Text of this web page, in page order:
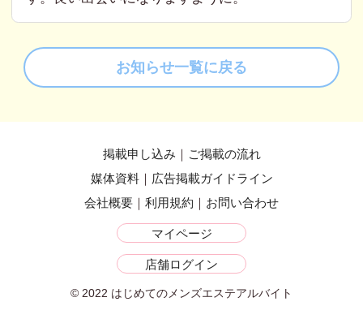
お知らせ一覧に戻る
掲載申し込み
ご掲載の流れ
媒体資料
広告掲載ガイドライン
会社概要
利用規約 お問い合わせ
マイページ
店舗ログイン
© 2022 はじめてのメンズエステアルバイト